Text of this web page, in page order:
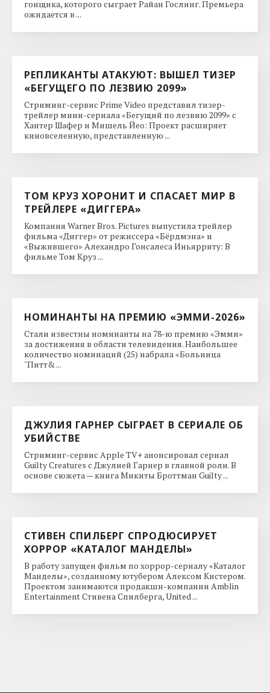
гонщика, которого сыграет Райан Гослинг. Премьера
ожидается в ...
РЕПЛИКАНТЫ АТАКУЮТ: ВЫШЕЛ ТИЗЕР
«БЕГУЩЕГО ПО ЛЕЗВИЮ 2099»
Стриминг-сервис Prime Video представил тизер-
трейлер мини-сериала «Бегущий по лезвию 2099» с
Хантер Шафер и Мишель Йео: Проект расширяет
киновселенную, представленную ...
ТОМ КРУЗ ХОРОНИТ И СПАСАЕТ МИР В
ТРЕЙЛЕРЕ «ДИГГЕРА»
Компания Warner Bros. Pictures выпустила трейлер
фильма «Диггер» от режиссера «Бёрдмэна» и
«Выжившего» Алехандро Гонсалеса Иньярриту: В
фильме Том Круз ...
НОМИНАНТЫ НА ПРЕМИЮ «ЭММИ-2026»
Стали известны номинанты на 78-ю премию «Эмми»
за достижения в области телевидения. Наибольшее
количество номинаций (25) набрала «Больница
"Питт& ...
ДЖУЛИЯ ГАРНЕР СЫГРАЕТ В СЕРИАЛЕ ОБ
УБИЙСТВЕ
Стриминг-сервис Apple TV+ анонсировал сериал
Guilty Creatures с Джулией Гарнер в главной роли. В
основе сюжета — книга Микиты Броттман Guilty ...
СТИВЕН СПИЛБЕРГ СПРОДЮСИРУЕТ
ХОРРОР «КАТАЛОГ МАНДЕЛЫ»
В работу запущен фильм по хоррор-сериалу «Каталог
Манделы», созданному ютубером Алексом Кистером.
Проектом занимаются продакшн-компании Amblin
Entertainment Стивена Спилберга, United ...